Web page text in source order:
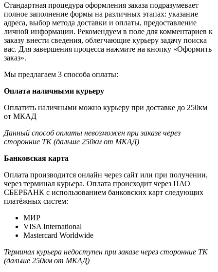
Стандартная процедура оформления заказа подразумевает
полное заполнение формы на различных этапах: указание
адреса, выбор метода доставки и оплаты, предоставление
личной информации. Рекомендуем в поле для комментариев к
заказу внести сведения, облегчающие курьеру задачу поиска
вас. Для завершения процесса нажмите на кнопку «Оформить
заказ».
Мы предлагаем 3 способа оплаты:
Оплата наличными курьеру
Оплатить наличными можно курьеру при доставке до 250км
от МКАД
Данный способ оплаты невозможен при заказе через
сторонние ТК (дальше 250км от МКАД)
Банковская карта
Оплата производится онлайн через сайт или при получении,
через терминал курьера. Оплата происходит через ПАО
СБЕРБАНК с использованием банковских карт следующих
платёжных систем:
МИР
VISA International
Mastercard Worldwide
Терминал курьера недоступен при заказе через сторонние ТК
(дальше 250км от МКАД)